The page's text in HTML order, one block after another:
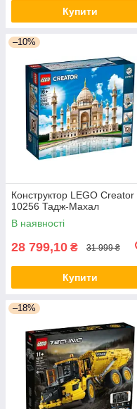
Кваліфіковані
каталогу та
зберігаються на
Купити
–10%
Конструктор LEGO Creator
10256 Тадж-Махал
В наявності
28 799,10 ₴ 31 999 ₴
Купити
–18%